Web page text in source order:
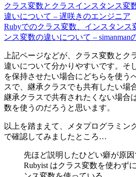
クラス変数とクラスインスタンス変
違いについて – 遅咲きのエンジニア
Rubyでのクラス変数、インスタンス
ンス変数の違いについて – simanman
上記ページなどが、クラス変数とク
違いについて分かりやすいです。そ
を保持させたい場合にどちらを使う
スで、継承クラスでも共有したい場
継承クラスで共有されたくない場合
数を使うのだろうと思います。
以上を踏まえて、メタプログラミン
で確認してみましたところ…
先ほど説明したひどい癖が原
Rubyist はクラス変数を使わず